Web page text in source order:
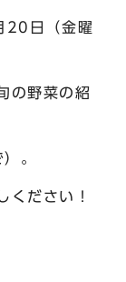
20日（金曜
の野菜の紹
。
ください！